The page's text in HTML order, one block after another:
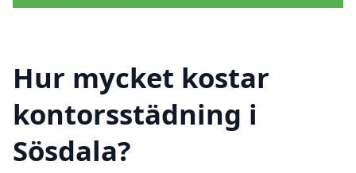
Hur mycket kostar
kontorsstädning i
Sösdala?